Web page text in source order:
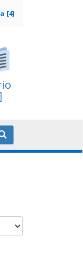
[4]